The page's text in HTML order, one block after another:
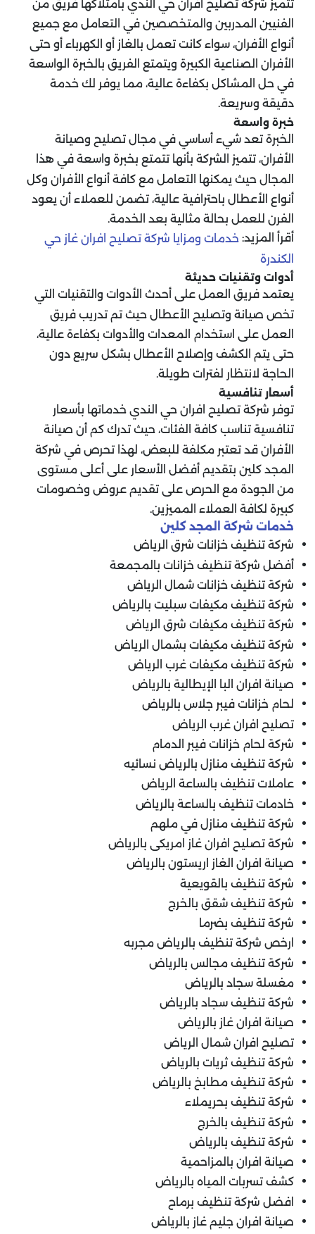
تتميز شركة تصليح افران حي الندي بامتلاكها فريق من
الفنيين المدربين والمتخصصين في التعامل مع جميع
أنواع الأفران، سواء كانت تعمل بالغاز أو الكهرباء أو حتى
الأفران الصناعية الكبيرة ويتمتع الفريق بالخبرة الواسعة
في حل المشاكل بكفاءة عالية، مما يوفر لك خدمة
دقيقة وسريعة.
خبرة واسعة
الخبرة تعد شيء أساسي في مجال تصليح وصيانة
الأفران، تتميز الشركة بأنها تتمتع بخبرة واسعة في هذا
المجال حيث يمكنها التعامل مع كافة أنواع الأفران وكل
أنواع الأعطال باحترافية عالية، تضمن للعملاء أن يعود
الفرن للعمل بحالة مثالية بعد الخدمة.
أقرأ المزيد: خدمات ومزايا شركة تصليح افران غاز حي
الكندرة
أدوات وتقنيات حديثة
يعتمد فريق العمل على أحدث الأدوات والتقنيات التي
تخص صيانة وتصليح الأعطال حيث تم تدريب فريق
العمل على استخدام المعدات والأدوات بكفاءة عالية،
حتى يتم الكشف وإصلاح الأعطال بشكل سريع دون
الحاجة لانتظار لفترات طويلة.
أسعار تنافسية
توفر شركة تصليح افران حي الندي خدماتها بأسعار
تنافسية تناسب كافة الفئات، حيث تدرك كم أن صيانة
الأفران قد تعتبر مكلفة للبعض، لهذا تحرص في شركة
المجد كلين بتقديم أفضل الأسعار على أعلى مستوى
من الجودة مع الحرص على تقديم عروض وخصومات
كبيرة لكافة العملاء المميزين.
خدمات شركة المجد كلين
شركة تنظيف خزانات شرق الرياض
أفضل شركة تنظيف خزانات بالمجمعة
شركة تنظيف خزانات شمال الرياض
شركة تنظيف مكيفات سبليت بالرياض
شركة تنظيف مكيفات شرق الرياض
شركة تنظيف مكيفات بشمال الرياض
شركة تنظيف مكيفات غرب الرياض
صيانة افران البا الإيطالية بالرياض
لحام خزانات فيبر جلاس بالرياض
تصليح افران غرب الرياض
شركة لحام خزانات فيبر الدمام
شركة تنظيف منازل بالرياض نسائيه
عاملات تنظيف بالساعة الرياض
خادمات تنظيف بالساعة بالرياض
شركة تنظيف منازل في ملهم
شركة تصليح افران غاز امريكى بالرياض
صيانة افران الغاز اريستون بالرياض
شركة تنظيف بالقويعية
شركة تنظيف شقق بالخرج
شركة تنظيف بضرما
ارخص شركة تنظيف بالرياض مجربه
شركة تنظيف مجالس بالرياض
مغسلة سجاد بالرياض
شركة تنظيف سجاد بالرياض
صيانة افران غاز بالرياض
تصليح افران شمال الرياض
شركة تنظيف ثريات بالرياض
شركة تنظيف مطابخ بالرياض
شركة تنظيف بحريملاء
شركة تنظيف بالخرج
شركة تنظيف بالرياض
صيانة افران بالمزاحمية
كشف تسربات المياه بالرياض
افضل شركة تنظيف برماح
صيانة افران جليم غاز بالرياض